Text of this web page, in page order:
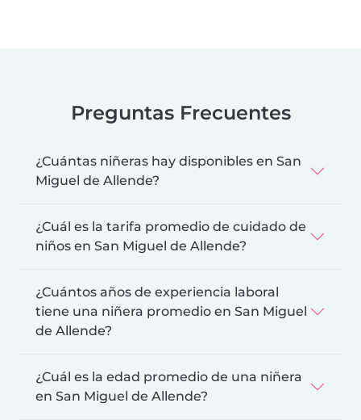
Preguntas Frecuentes
¿Cuántas niñeras hay disponibles en San
Miguel de Allende?
¿Cuál es la tarifa promedio de cuidado de
niños en San Miguel de Allende?
¿Cuántos años de experiencia laboral
tiene una niñera promedio en San Miguel
de Allende?
¿Cuál es la edad promedio de una niñera
en San Miguel de Allende?